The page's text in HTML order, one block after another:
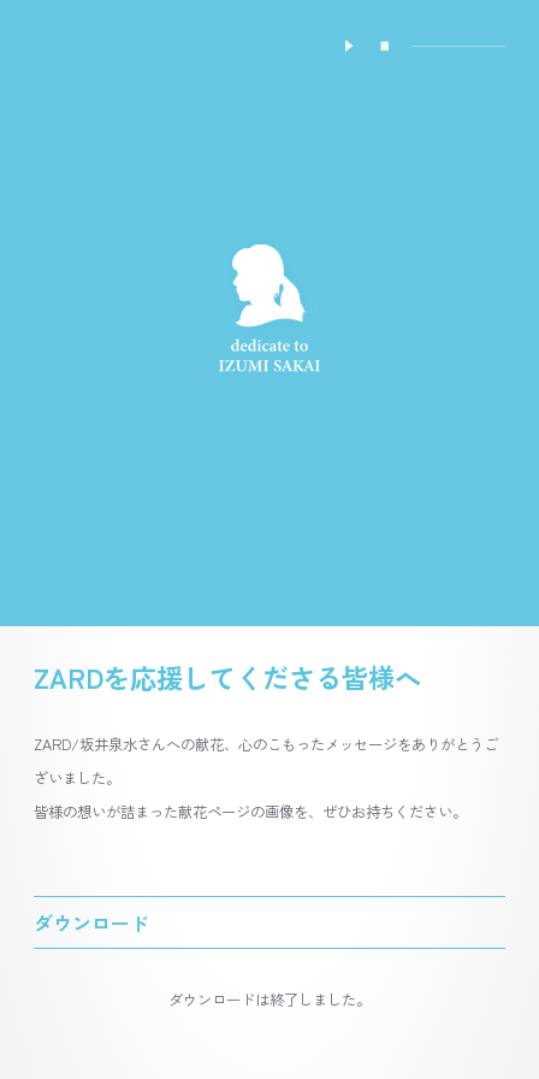
ZARDを応援してくださる皆様へ
ZARD/坂井泉水さんへの献花、心のこもったメッセージをありがとうご
ざいました。
皆様の想いが詰まった献花ページの画像を、ぜひお持ちください。
ダウンロード
ダウンロードは終了しました。